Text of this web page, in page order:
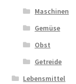
Maschinen
Gemüse
Obst
Getreide
Lebensmittel